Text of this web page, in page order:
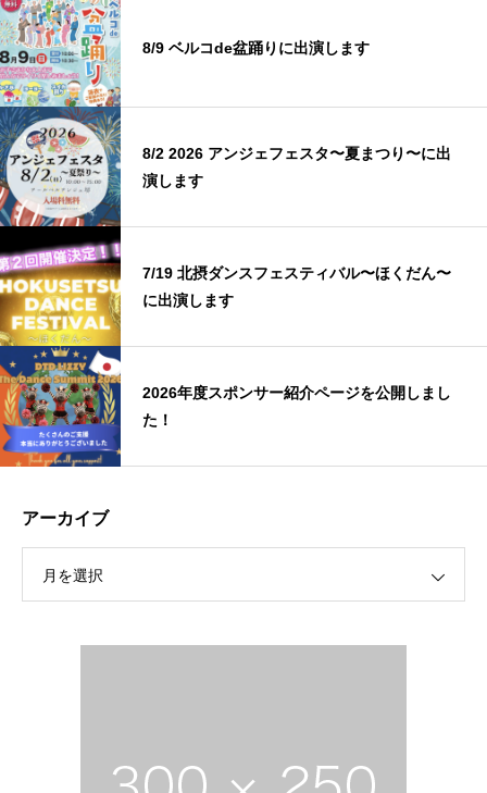
8/9 ベルコde盆踊りに出演します
8/2 2026 アンジェフェスタ〜夏まつり〜に出
演します
7/19 北摂ダンスフェスティバル〜ほくだん〜
に出演します
2026年度スポンサー紹介ページを公開しまし
た！
アーカイブ
月を選択